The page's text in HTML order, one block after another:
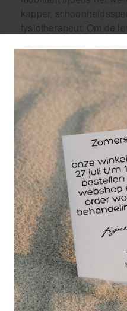
kapper,
fysiotherapeut. Om de
te raden om een
plaatsen. In deze tekst
badstofhoezen over
waar tabouret hoezen
beroepsgroepen
Badstof hoezen bieden
Ten eerste bieden ze
slijtage en vlekken.
intensief gebruikt wordt,
tijd beschadigd raken.
extra laag bescherming
vlekken in de bekleding
betekent dat de
netjes uitziet.
Daarnaast zorgt een
comfort. Badstof is een